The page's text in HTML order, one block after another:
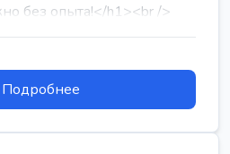
без опыта!</h1><br />
Подробнее